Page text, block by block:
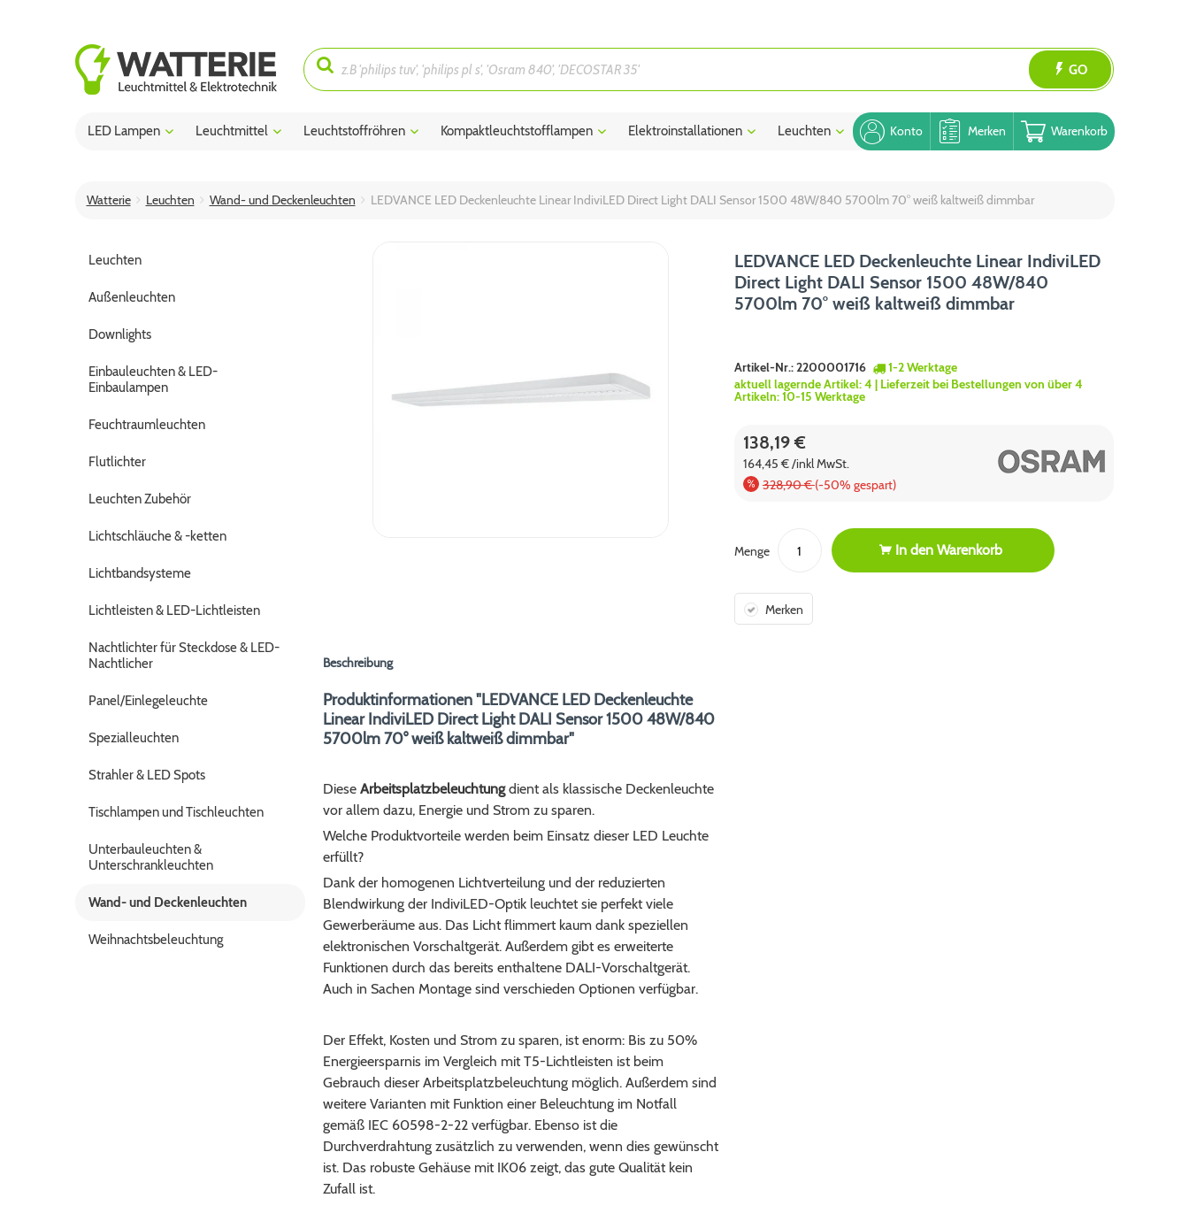
GO
Konto Merken Warenkorb
LED Lampen Leuchtmittel Leuchtstoffröhren Kompaktleuchtstofflampen Elektroinstallationen Leuchten Blog
Watterie Leuchten Wand- und Deckenleuchten LEDVANCE LED Deckenleuchte Linear IndiviLED Direct Light DALI Sensor 1500 48W/840 5700lm 70° weiß kaltweiß dimmbar
Leuchten
Außenleuchten
Downlights
Einbauleuchten & LED-
Einbaulampen
Feuchtraumleuchten
Flutlichter
Leuchten Zubehör
Lichtschläuche & -ketten
Lichtbandsysteme
Lichtleisten & LED-Lichtleisten
Nachtlichter für Steckdose & LED-
Nachtlicher
Panel/Einlegeleuchte
Spezialleuchten
Strahler & LED Spots
Tischlampen und Tischleuchten
Unterbauleuchten &
Unterschrankleuchten
Wand- und Deckenleuchten
Weihnachtsbeleuchtung
LEDVANCE LED Deckenleuchte Linear IndiviLED
Direct Light DALI Sensor 1500 48W/840
5700lm 70° weiß kaltweiß dimmbar
Artikel-Nr.:2200001716
1-2 Werktage
aktuell lagernde Artikel:4 | Lieferzeit bei Bestellungen von über 4
Artikeln:10-15 Werktage
138,19 €
164,45 € /inkl MwSt.
328,90 €(-50% gespart)
Menge In den Warenkorb
Merken
Beschreibung
Produktinformationen "LEDVANCE LED Deckenleuchte
Linear IndiviLED Direct Light DALI Sensor 1500 48W/840
5700lm 70° weiß kaltweiß dimmbar"
Diese Arbeitsplatzbeleuchtungdient als klassische Deckenleuchte
vor allem dazu, Energie und Strom zu sparen.
Welche Produktvorteile werden beim Einsatz dieser LED Leuchte
erfüllt?
Dank der homogenen Lichtverteilung und der reduzierten
Blendwirkung der IndiviLED-Optik leuchtet sie perfekt viele
Gewerberäume aus. Das Licht flimmert kaum dank speziellen
elektronischen Vorschaltgerät. Außerdem gibt es erweiterte
Funktionen durch das bereits enthaltene DALI-Vorschaltgerät.
Auch in Sachen Montage sind verschieden Optionen verfügbar.
Der Effekt, Kosten und Strom zu sparen, ist enorm: Bis zu 50%
Energieersparnis im Vergleich mit T5-Lichtleisten ist beim
Gebrauch dieser Arbeitsplatzbeleuchtung möglich. Außerdem sind
weitere Varianten mit Funktion einer Beleuchtung im Notfall
gemäß IEC 60598-2-22 verfügbar. Ebenso ist die
Durchverdrahtung zusätzlich zu verwenden, wenn dies gewünscht
ist. Das robuste Gehäuse mit IK06 zeigt, das gute Qualität kein
Zufall ist.